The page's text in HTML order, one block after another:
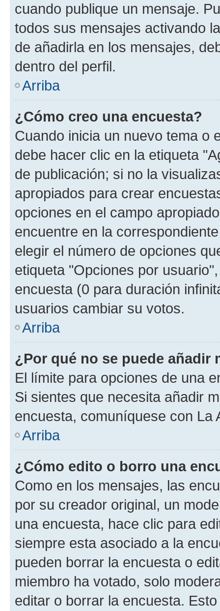
cuando publique un mensaje.
todos sus mensajes activando
de añadirla en los mensajes,
dentro del perfil.
Arriba
¿Cómo creo una encuesta?
Cuando inicia un nuevo tema o
debe hacer clic en la etiqueta
de publicación; si no la
apropiados para crear
opciones en el campo
encuentre en la
elegir el número de opciones
etiqueta "Opciones por
encuesta (0 para duración
usuarios cambiar su votos.
Arriba
¿Por qué no se puede añadir
El límite para opciones de una
Si sientes que necesita añadir
encuesta, comuníquese con La
Arriba
¿Cómo edito o borro una
Como en los mensajes, las
por su creador original, un
una encuesta, hace clic para
siempre esta asociado a la
pueden borrar la encuesta o
miembro ha votado, solo
editar o borrar la encuesta.